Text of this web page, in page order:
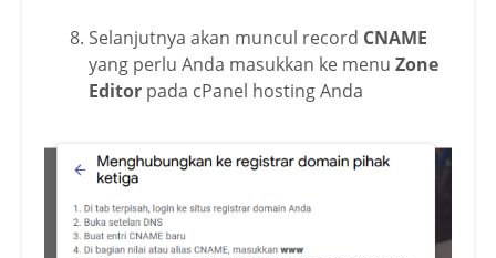
Selanjutnya akan muncul record CNAME
yang perlu Anda masukkan ke menu Zone
Editor pada cPanel hosting Anda